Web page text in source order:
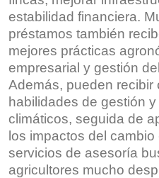
estabilidad financiera.
préstamos también
mejores prácticas
empresarial y gestión
Además, pueden recibir
habilidades de gestión
climáticos, seguida de
los impactos del cambio
servicios de asesoría
agricultores mucho